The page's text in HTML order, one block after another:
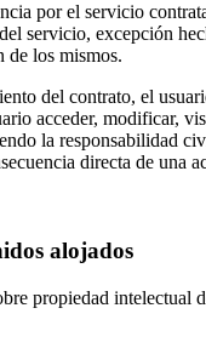
por el servicio
servicio, excepción
de los mismos.
del contrato, el
acceder, modificar,
la responsabilidad
directa de una
alojados
propiedad